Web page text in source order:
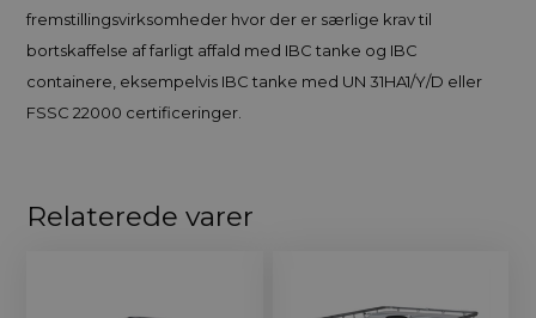
fremstillingsvirksomheder hvor der er særlige krav til
bortskaffelse af farligt affald med IBC tanke og IBC
containere, eksempelvis IBC tanke med UN 31HA1/Y/D eller
FSSC 22000 certificeringer.
Relaterede varer